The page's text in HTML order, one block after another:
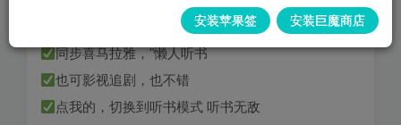
同步喜马拉雅，"懒人听书
也可影视追剧，也不错
点我的，切换到听书模式 听书无敌
安装苹果签 安装巨魔商店